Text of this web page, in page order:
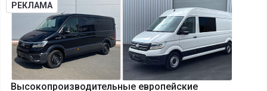
РЕКЛАМА
Высокопроизводительные европейские